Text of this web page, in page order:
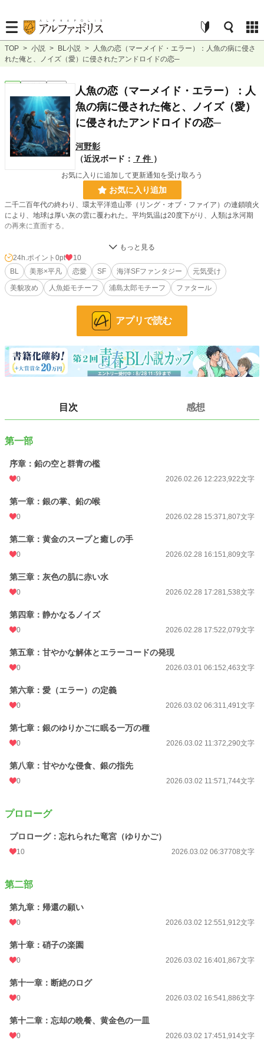
TOP > 小説 > BL小説 >
人魚の恋（マーメイド・エラー）：人魚の病に侵さ
れた俺と、ノイズ（愛）に侵されたアンドロイドの恋─
人魚の恋（マーメイド・エラー）：人
魚の病に侵された俺と、ノイズ（愛）
に侵されたアンドロイドの恋─
河野彰
（近況ボード： 7 件 ）
お気に入りに追加して更新通知を受け取ろう
お気に入り追加
二千二百年代の終わり、環太平洋造山帯（リング・オブ・ファイア）の連鎖噴火
により、地球は厚い灰の雲に覆われた。平均気温は20度下がり、人類は氷河期
の再来に直面する。
富める者は海上都市を築き、貧しき者は凍てつく地上で「ドロップ（ビタミン
剤）」を唯一の通貨として喘いでいた。
地上民（ワーカー）の青年・カイは、貴重な資源である熱水噴出孔（チムニー）
を探すダイバーとして、相棒の探査機「モナス」と共に深海へと潜る。だが、突
酸素残量ゼロ。意識が遠のく死の淵で、カイが目にしたのは――
小説 228,620 位 / 228,620 件
週間ポイント
月間ポイント 42 pt (83,903 位)
年間ポイント
累計ポイント 1,821 pt (170,093 位)
24h.ポイント 0pt
10
BL
美形×平凡 恋愛 SF 海洋SFファンタジー
元気受け
美貌攻め
人魚姫モチーフ 浦島太郎モチーフ ファタール
アプリで読む
目次 感想
第一部
序章：鉛の空と群青の檻
0 2026.02.26 12:223,922文字
第一章：銀の掌、鉛の喉
0 2026.02.28 15:371,807文字
第二章：黄金のスープと癒しの手
0 2026.02.28 16:151,809文字
第三章：灰色の肌に赤い水
0 2026.02.28 17:281,538文字
第四章：静かなるノイズ
0 2026.02.28 17:522,079文字
第五章：甘やかな解体とエラーコードの発現
0 2026.03.01 06:152,463文字
第六章：愛（エラー）の定義
0 2026.03.02 06:311,491文字
第七章：銀のゆりかごに眠る一万の種
0 2026.03.02 11:372,290文字
第八章：甘やかな侵食、銀の指先
0 2026.03.02 11:571,744文字
プロローグ
プロローグ：忘れられた竜宮（ゆりかご）
10 2026.03.02 06:37708文字
第二部
第九章：帰還の願い
0 2026.03.02 12:551,912文字
第十章：硝子の楽園
0 2026.03.02 16:401,867文字
第十一章：断絶のログ
0 2026.03.02 16:541,886文字
第十二章：忘却の晩餐、黄金色の一皿
0 2026.03.02 17:451,914文字